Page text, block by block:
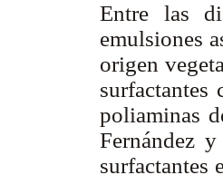
Entre las
emulsiones
origen
poliaminas
Fernández
surfactantes